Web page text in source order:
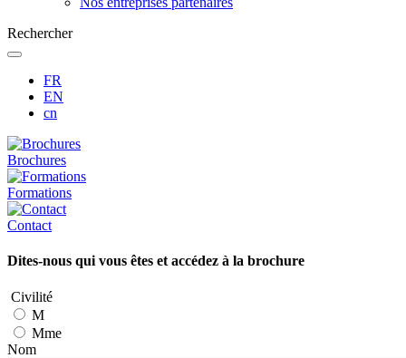
Rechercher
FR
EN
cn
Brochures
Formations
Contact
Dites-nous qui vous êtes et accédez à la brochure
Civilité
M
Mme
Nom